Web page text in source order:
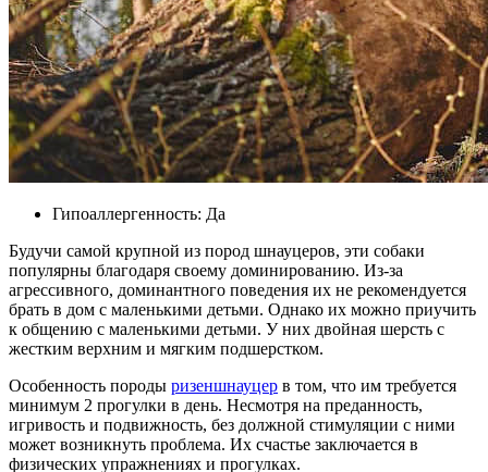
Гипоаллергенность: Да
Будучи самой крупной из пород шнауцеров, эти собаки
популярны благодаря своему доминированию. Из-за
агрессивного, доминантного поведения их не рекомендуется
брать в дом с маленькими детьми. Однако их можно приучить
к общению с маленькими детьми. У них двойная шерсть с
жестким верхним и мягким подшерстком.
Особенность породы ризеншнауцер в том, что им требуется
минимум 2 прогулки в день. Несмотря на преданность,
игривость и подвижность, без должной стимуляции с ними
может возникнуть проблема. Их счастье заключается в
физических упражнениях и прогулках.